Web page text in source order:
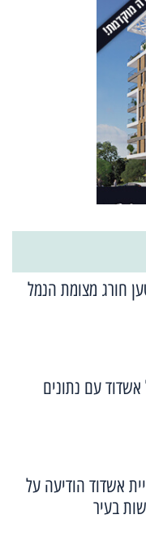
חורג מצומת הנמל
עם נתונים
אשדוד הודיעה על